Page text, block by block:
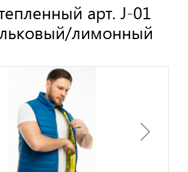
арт. J-01
лимонный